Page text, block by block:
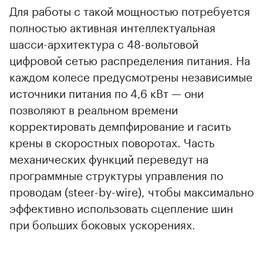
Для работы с такой мощностью потребуется
полностью активная интеллектуальная
шасси-архитектура с 48-вольтовой
цифровой сетью распределения питания. На
каждом колесе предусмотрены независимые
источники питания по 4,6 кВт — они
позволяют в реальном времени
корректировать демпфирование и гасить
крены в скоростных поворотах. Часть
механических функций переведут на
программные структуры управления по
проводам (steer-by-wire), чтобы максимально
эффективно использовать сцепление шин
при больших боковых ускорениях.